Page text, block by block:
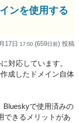
ンを使用する
17日 17:50 (659日前) 投稿
対応しています。
成したドメイン自体
Blueskyで使用済みの
できるメリットがあ